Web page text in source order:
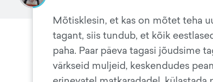
Mõtisklesin, et kas on mõtet teha
tagant, siis tundub, et kõik
paha. Paar päeva tagasi jõudsime
värkseid muljeid, keskendudes